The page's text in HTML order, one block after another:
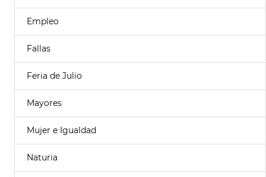
Empleo
Fallas
Feria de Julio
Mayores
Mujer e Igualdad
Naturia